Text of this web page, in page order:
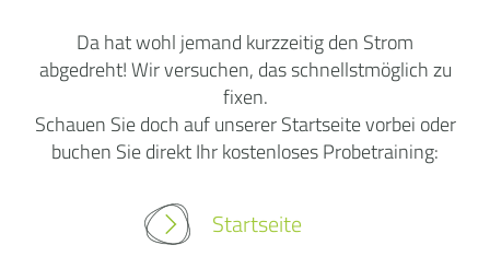
Da hat wohl jemand kurzzeitig den Strom
abgedreht! Wir versuchen, das schnellstmöglich zu
fixen.
Schauen Sie doch auf unserer Startseite vorbei oder
buchen Sie direkt Ihr kostenloses Probetraining:
Startseite